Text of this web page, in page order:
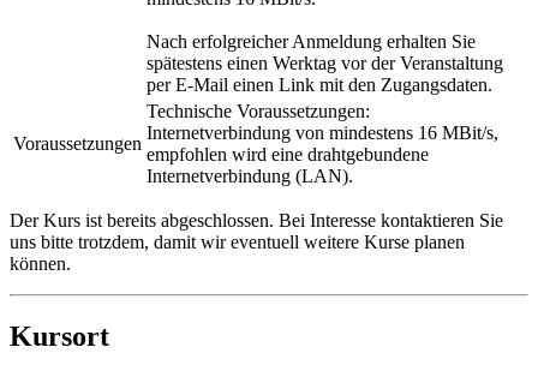
Nach erfolgreicher Anmeldung erhalten Sie
spätestens einen Werktag vor der Veranstaltung
per E-Mail einen Link mit den Zugangsdaten.
Voraussetzungen
Technische Voraussetzungen:
Internetverbindung von mindestens 16 MBit/s,
empfohlen wird eine drahtgebundene
Internetverbindung (LAN).
Der Kurs ist bereits abgeschlossen. Bei Interesse kontaktieren Sie
uns bitte trotzdem, damit wir eventuell weitere Kurse planen
können.
Kursort